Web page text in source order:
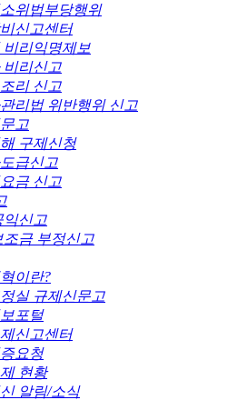
위법부당행위
신고센터
비리익명제보
비리신고
리 신고
리법 위반행위 신고
고
구제신청
급신고
금 신고
익신고
조금 부정신고
이란?
실 규제신문고
포털
신고센터
요청
현황
알림/소식